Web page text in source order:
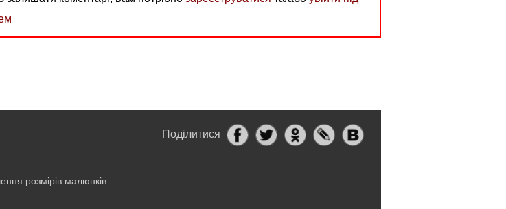
Поділитися
розмірів малюнків